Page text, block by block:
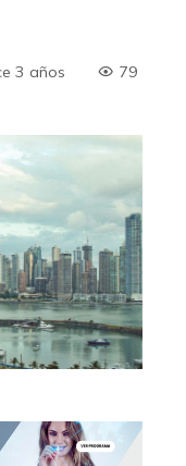
3 años 79